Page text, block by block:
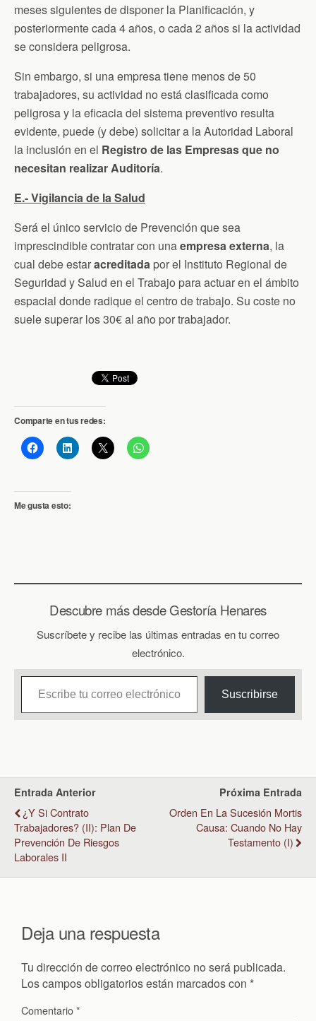
meses siguientes de disponer la Planificación, y
posteriormente cada 4 años, o cada 2 años si la actividad
se considera peligrosa.
Sin embargo, si una empresa tiene menos de 50
trabajadores, su actividad no está clasificada como
peligrosa y la eficacia del sistema preventivo resulta
evidente, puede (y debe) solicitar a la Autoridad Laboral
la inclusión en el Registro de las Empresas que no
necesitan realizar Auditoría.
E.- Vigilancia de la Salud
Será el único servicio de Prevención que sea
imprescindible contratar con unaempresa externa, la
cual debe estaracreditada por el Instituto Regional de
Seguridad y Salud en el Trabajo para actuar en el ámbito
espacial donde radique el centro de trabajo. Su coste no
suele superar los 30€ al año por trabajador.
Comparte en tus redes:
Me gusta esto:
Descubre más desde Gestoría Henares
Suscríbete y recibe las últimas entradas en tu correo
electrónico.
Escribe tu correo electrónico…
Suscribirse
Entrada Anterior
¿Y Si Contrato
Trabajadores? (II): Plan De
Prevención De Riesgos
Laborales II
Próxima Entrada
Orden En La Sucesión Mortis
Causa: Cuando No Hay
Testamento (I)
Deja una respuesta
Tu dirección de correo electrónico no será publicada.
Los campos obligatorios están marcados con *
Comentario*